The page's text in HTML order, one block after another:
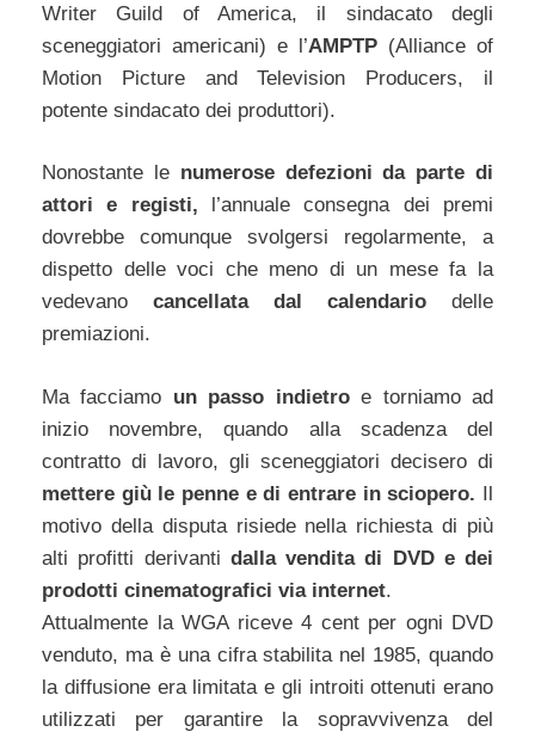
Writer Guild of America, il sindacato degli
sceneggiatori americani) e l’AMPTP (Alliance of
Motion Picture and Television Producers, il
potente sindacato dei produttori).
Nonostante le numerose defezioni da parte di
attori e registi, l’annuale consegna dei premi
dovrebbe comunque svolgersi regolarmente, a
dispetto delle voci che meno di un mese fa la
vedevano cancellata dal calendario delle
premiazioni.
Ma facciamo un passo indietroe torniamo ad
inizio novembre, quando alla scadenza del
contratto di lavoro, gli sceneggiatori decisero di
mettere giù le penne e di entrare in sciopero. Il
motivo della disputa risiede nella richiesta di più
alti profitti derivanti dalla vendita di DVD e dei
prodotti cinematografici via internet.
Attualmente la WGA riceve 4 cent per ogni DVD
venduto, ma è una cifra stabilita nel 1985, quando
la diffusione era limitata e gli introiti ottenuti erano
utilizzati per garantire la sopravvivenza del